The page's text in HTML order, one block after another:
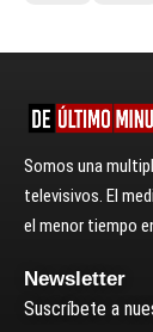
Somos una
televisivos. El
el menor tiempo
Newsletter
Suscríbete a